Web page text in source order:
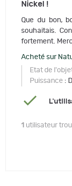
Nickel !
Que du bon,
souhaitais.
fortement.
Acheté sur
Etat de
Puissance :
1 utilisateur